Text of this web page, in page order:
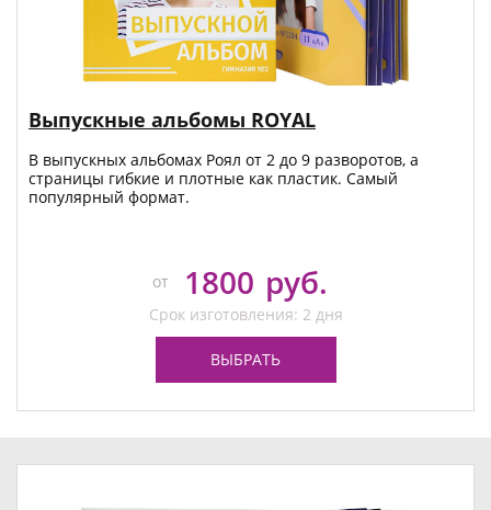
Выпускные альбомы ROYAL
В выпускных альбомах Роял от 2 до 9 разворотов, а
страницы гибкие и плотные как пластик. Самый
популярный формат.
от 1800 руб.
Срок изготовления: 2 дня
ВЫБРАТЬ